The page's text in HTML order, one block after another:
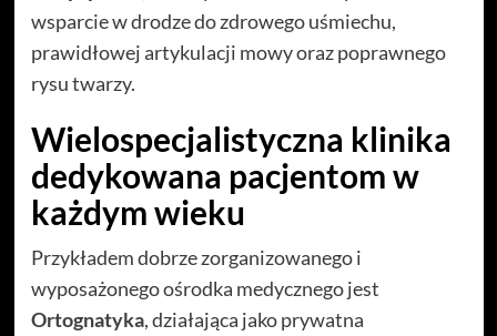
wsparcie w drodze do zdrowego uśmiechu,
prawidłowej artykulacji mowy oraz poprawnego
rysu twarzy.
Wielospecjalistyczna klinika
dedykowana pacjentom w
każdym wieku
Przykładem dobrze zorganizowanego i
wyposażonego ośrodka medycznego jest
Ortognatyka, działająca jako prywatna